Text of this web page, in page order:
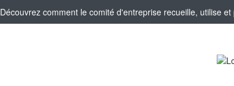
Découvrez comment le comité d'entreprise recueille, utilise